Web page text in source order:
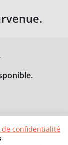
de confidentialité